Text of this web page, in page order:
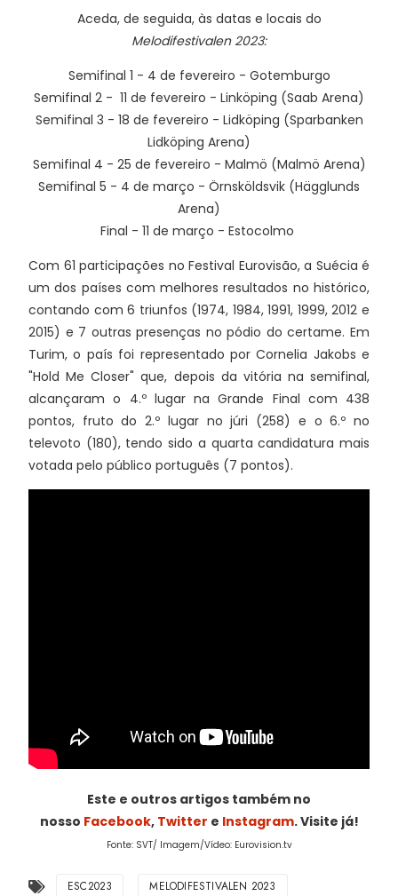
Aceda, de seguida, às datas e locais do
Melodifestivalen 2023:
Semifinal 1 - 4 de fevereiro - Gotemburgo
Semifinal 2 - 11 de fevereiro - Linköping (Saab Arena)
Semifinal 3 - 18 de fevereiro - Lidköping (Sparbanken
Lidköping Arena)
Semifinal 4 - 25 de fevereiro - Malmö (Malmö Arena)
Semifinal 5 - 4 de março - Örnsköldsvik (Hägglunds
Arena)
Final - 11 de março - Estocolmo
Com 61 participações no Festival Eurovisão, a Suécia é
um dos países com melhores resultados no histórico,
contando com 6 triunfos (1974, 1984, 1991, 1999, 2012 e
2015) e 7 outras presenças no pódio do certame. Em
Turim, o país foi representado por Cornelia Jakobs e
"Hold Me Closer" que, depois da vitória na semifinal,
alcançaram o 4.º lugar na Grande Final com 438
pontos, fruto do 2.º lugar no júri (258) e o 6.º no
televoto (180), tendo sido a quarta candidatura mais
votada pelo público português (7 pontos).
Este e outros artigos também no
nosso Facebook, Twitter e Instagram. Visite já!
Fonte: SVT/ Imagem/Vídeo: Eurovision.tv
ESC2023 MELODIFESTIVALEN 2023